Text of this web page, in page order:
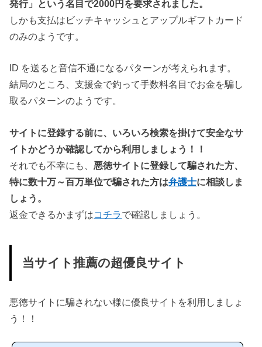
発行」という名目で2000円を要求されました。
しかも支払はビッチキャッシュとアップルギフトカード
のみのようです。
ID を送ると音信不通になるパターンが考えられます。
結局のところ、支援金で釣って手数料名目でお金を騙し
取るパターンのようです。
サイトに登録する前に、いろいろ検索を掛けて安全なサ
イトかどうか確認してから利用しましょう！！
それでも不幸にも、 悪徳サイトに登録して騙された方、
特に数十万～百万単位で騙された方は弁護士に相談しま
しょう。
返金できるかまずはコチラで確認しましょう。
当サイト推薦の超優良サイト
悪徳サイトに騙されない様に優良サイトを利用しましょ
う！！